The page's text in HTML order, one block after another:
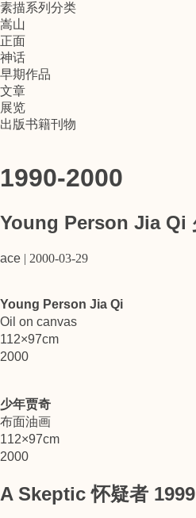
素描系列分类
嵩山
正面
神话
早期作品
文章
展览
出版书籍刊物
1990-2000
Young Person Jia Qi
ace | 2000-03-29
Young Person Jia Qi
Oil on canvas
112×97cm
2000
少年贾奇
布面油画
112×97cm
2000
A Skeptic 怀疑者 1999